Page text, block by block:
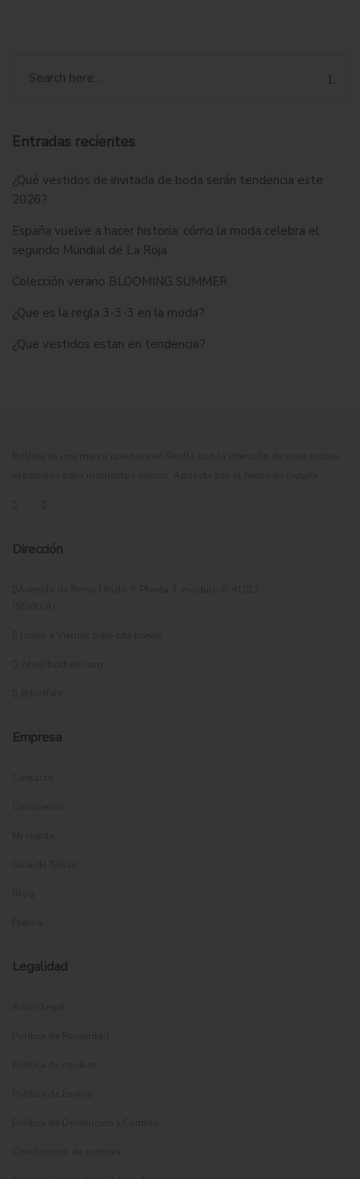
Entradas recientes
¿Qué vestidos de invitada de boda serán tendencia este
2026?
España vuelve a hacer historia: cómo la moda celebra el
segundo Mundial de La Roja
Colección verano BLOOMING SUMMER
¿Que es la regla 3-3-3 en la moda?
¿Que vestidos estan en tendencia?
Dirección
Empresa
Legalidad